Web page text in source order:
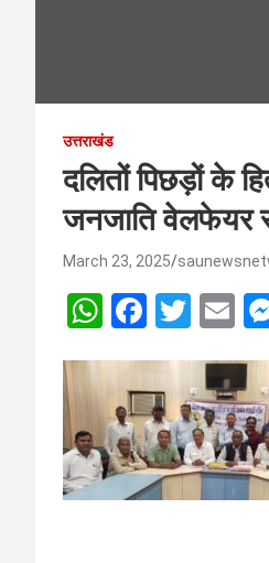
उत्तराखंड
दलितों पिछड़ों के
जनजाति वेलफेयर
March 23, 2025
W
at
s
A
p
F
ce
b
o
o
T
tt
er
E
ail